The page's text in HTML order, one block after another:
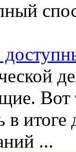
Вот
итоге
...